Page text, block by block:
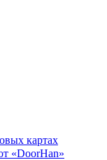
картах
«DoorHan»